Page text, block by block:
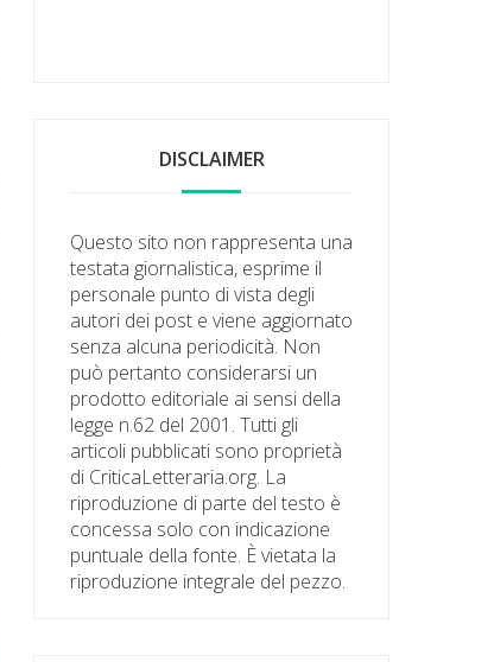
DISCLAIMER
Questo sito non rappresenta una
testata giornalistica, esprime il
personale punto di vista degli
autori dei post e viene aggiornato
senza alcuna periodicità. Non
può pertanto considerarsi un
prodotto editoriale ai sensi della
legge n.62 del 2001. Tutti gli
articoli pubblicati sono proprietà
di CriticaLetteraria.org. La
riproduzione di parte del testo è
concessa solo con indicazione
puntuale della fonte. È vietata la
riproduzione integrale del pezzo.